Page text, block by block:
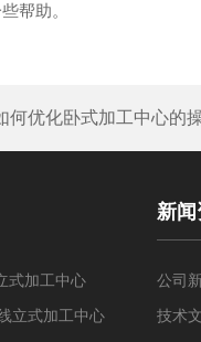
帮助。
何优化卧式加工中心的
式加工中心
立式加工中心
新闻
公司
技术